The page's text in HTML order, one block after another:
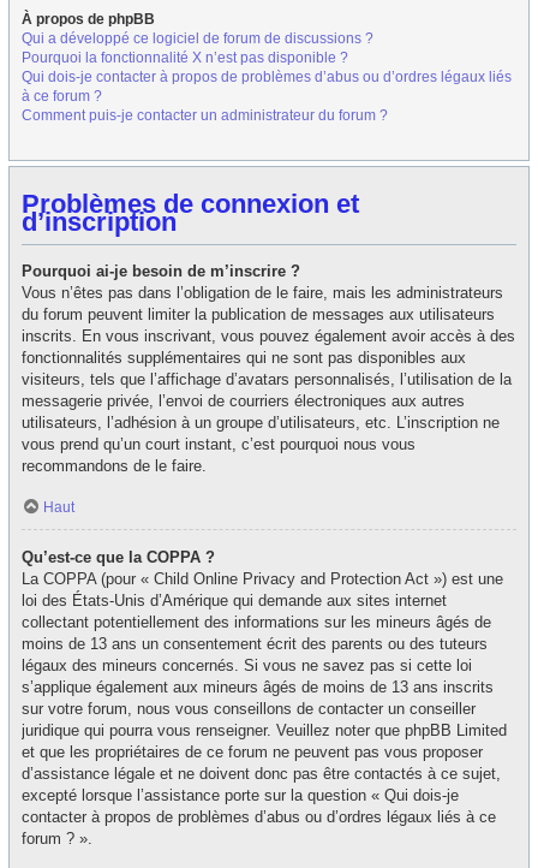
À propos de phpBB
Qui a développé ce logiciel de forum de discussions ?
Pourquoi la fonctionnalité X n’est pas disponible ?
Qui dois-je contacter à propos de problèmes d’abus ou d’ordres légaux liés
à ce forum ?
Comment puis-je contacter un administrateur du forum ?
Problèmes de connexion et
d’inscription
Pourquoi ai-je besoin de m’inscrire ?
Vous n’êtes pas dans l’obligation de le faire, mais les administrateurs
du forum peuvent limiter la publication de messages aux utilisateurs
inscrits. En vous inscrivant, vous pouvez également avoir accès à des
fonctionnalités supplémentaires qui ne sont pas disponibles aux
visiteurs, tels que l’affichage d’avatars personnalisés, l’utilisation de la
messagerie privée, l’envoi de courriers électroniques aux autres
utilisateurs, l’adhésion à un groupe d’utilisateurs, etc. L’inscription ne
vous prend qu’un court instant, c’est pourquoi nous vous
recommandons de le faire.
Haut
Qu’est-ce que la COPPA ?
La COPPA (pour « Child Online Privacy and Protection Act ») est une
loi des États-Unis d’Amérique qui demande aux sites internet
collectant potentiellement des informations sur les mineurs âgés de
moins de 13 ans un consentement écrit des parents ou des tuteurs
légaux des mineurs concernés. Si vous ne savez pas si cette loi
s’applique également aux mineurs âgés de moins de 13 ans inscrits
sur votre forum, nous vous conseillons de contacter un conseiller
juridique qui pourra vous renseigner. Veuillez noter que phpBB Limited
et que les propriétaires de ce forum ne peuvent pas vous proposer
d’assistance légale et ne doivent donc pas être contactés à ce sujet,
excepté lorsque l’assistance porte sur la question « Qui dois-je
contacter à propos de problèmes d’abus ou d’ordres légaux liés à ce
forum ? ».